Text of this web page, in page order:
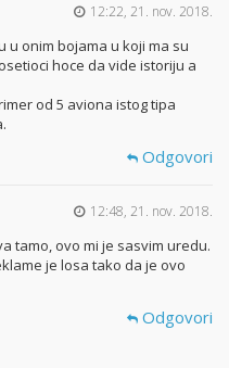
12:22, 21. nov. 2018.
u onim bojama u koji ma su
hoce da vide istoriju a
od 5 aviona istog tipa
Odgovori
12:48, 21. nov. 2018.
tamo, ovo mi je sasvim uredu.
je losa tako da je ovo
Odgovori